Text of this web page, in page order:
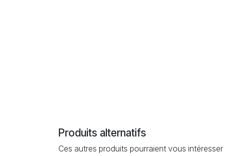
Produits alternatifs
Ces autres produits pourraient vous intéresser